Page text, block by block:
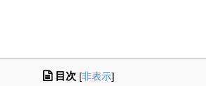
目次 [非表示]